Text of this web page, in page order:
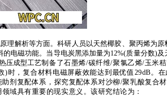
解析等方面。科研人员以天然椰胶、聚丙烯为
电磁功能。当导电炭黑添加量为12%(质量分数)
压成型工艺制备了石墨烯/碳纤维/聚氯乙烯/玉米
，复合材料电磁屏蔽效能达到最优值29dB。
剂复配体系，探究复配体系对沙柳/聚乳酸复合
域具有重要的现实意义。该研究结论为：